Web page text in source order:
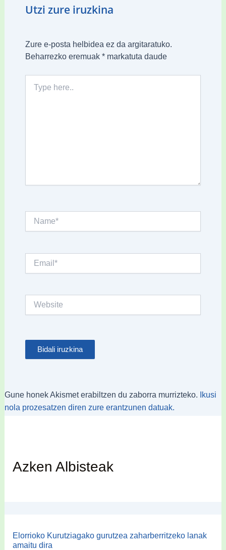
Utzi zure iruzkina
Zure e-posta helbidea ez da argitaratuko.
Beharrezko eremuak *markatuta daude
here..
Website
Gune honek Akismet erabiltzen du zaborra murrizteko.
Ikusi
nola prozesatzen diren zure erantzunen datuak.
Azken Albisteak
Elorrioko Kurutziagako gurutzea zaharberritzeko lanak
amaitu dira